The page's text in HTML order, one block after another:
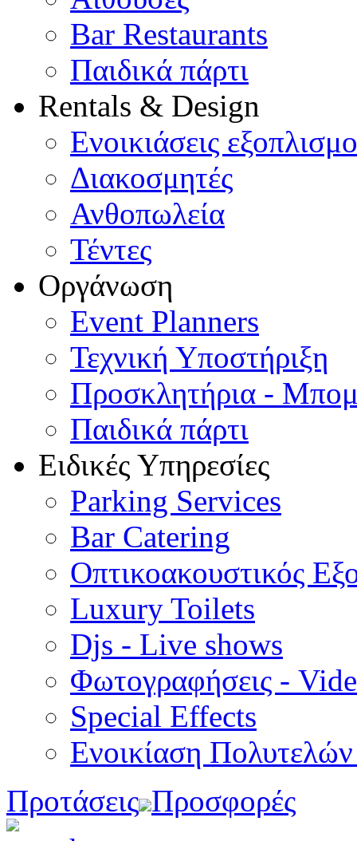
Bar Restaurants
Παιδικά πάρτι
Rentals & Design
Ενοικιάσεις
Διακοσμητές
Ανθοπωλεία
Τέντες
Οργάνωση
Event Planners
Τεχνική Υποστήριξη
Προσκλητήρια -
Παιδικά πάρτι
Ειδικές Υπηρεσίες
Parking Services
Bar Catering
Οπτικοακουστικός
Luxury Toilets
Djs - Live shows
Φωτογραφήσεις -
Special Εffects
Ενοικίαση
Προτάσεις Προσφορές